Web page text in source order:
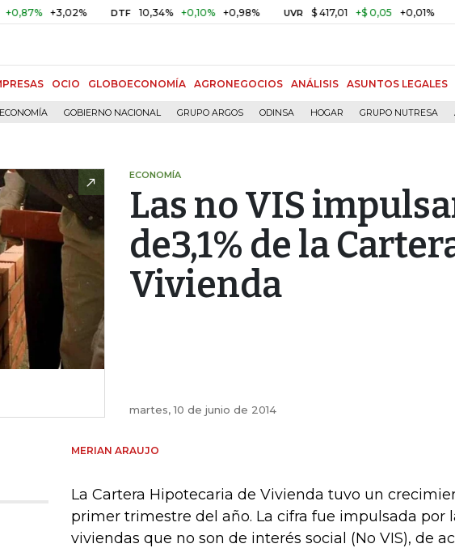
+3,02% DTF 10,34% +0,10% +0,98% UVR $ 417,01 +$ 0,05 +0,01%
OCIO GLOBOECONOMÍA AGRONEGOCIOS ANÁLISIS ASUNTOS LEGALES
ECONOMÍA GOBIERNO NACIONAL GRUPO ARGOS ODINSA HOGAR GRUPO NUTRESA
ECONOMÍA
Las no VIS
de3,1% de la
Vivienda
martes, 10 de junio de 2014
MERIAN ARAUJO
La Cartera Hipotecaria de Vivienda tuvo un
primer trimestre del año. La cifra fue impulsada por
viviendas que no son de interés social (No VIS), de